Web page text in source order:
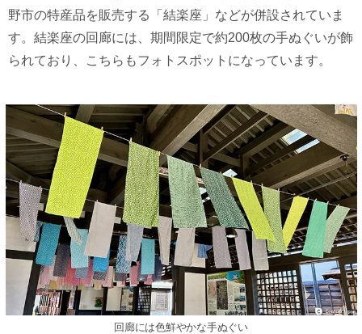
野市の特産品を販売する「結楽座」などが併設されていま
す。結楽座の回廊には、期間限定で約200枚の手ぬぐいが飾
られており、こちらもフォトスポットになっています。
回廊には色鮮やかな手ぬぐい